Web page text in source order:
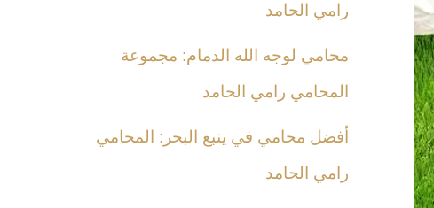
رامي الحامد
محامي لوجه الله الدمام: مجموعة
المحامي رامي الحامد
أفضل محامي في ينبع البحر: المحامي
رامي الحامد